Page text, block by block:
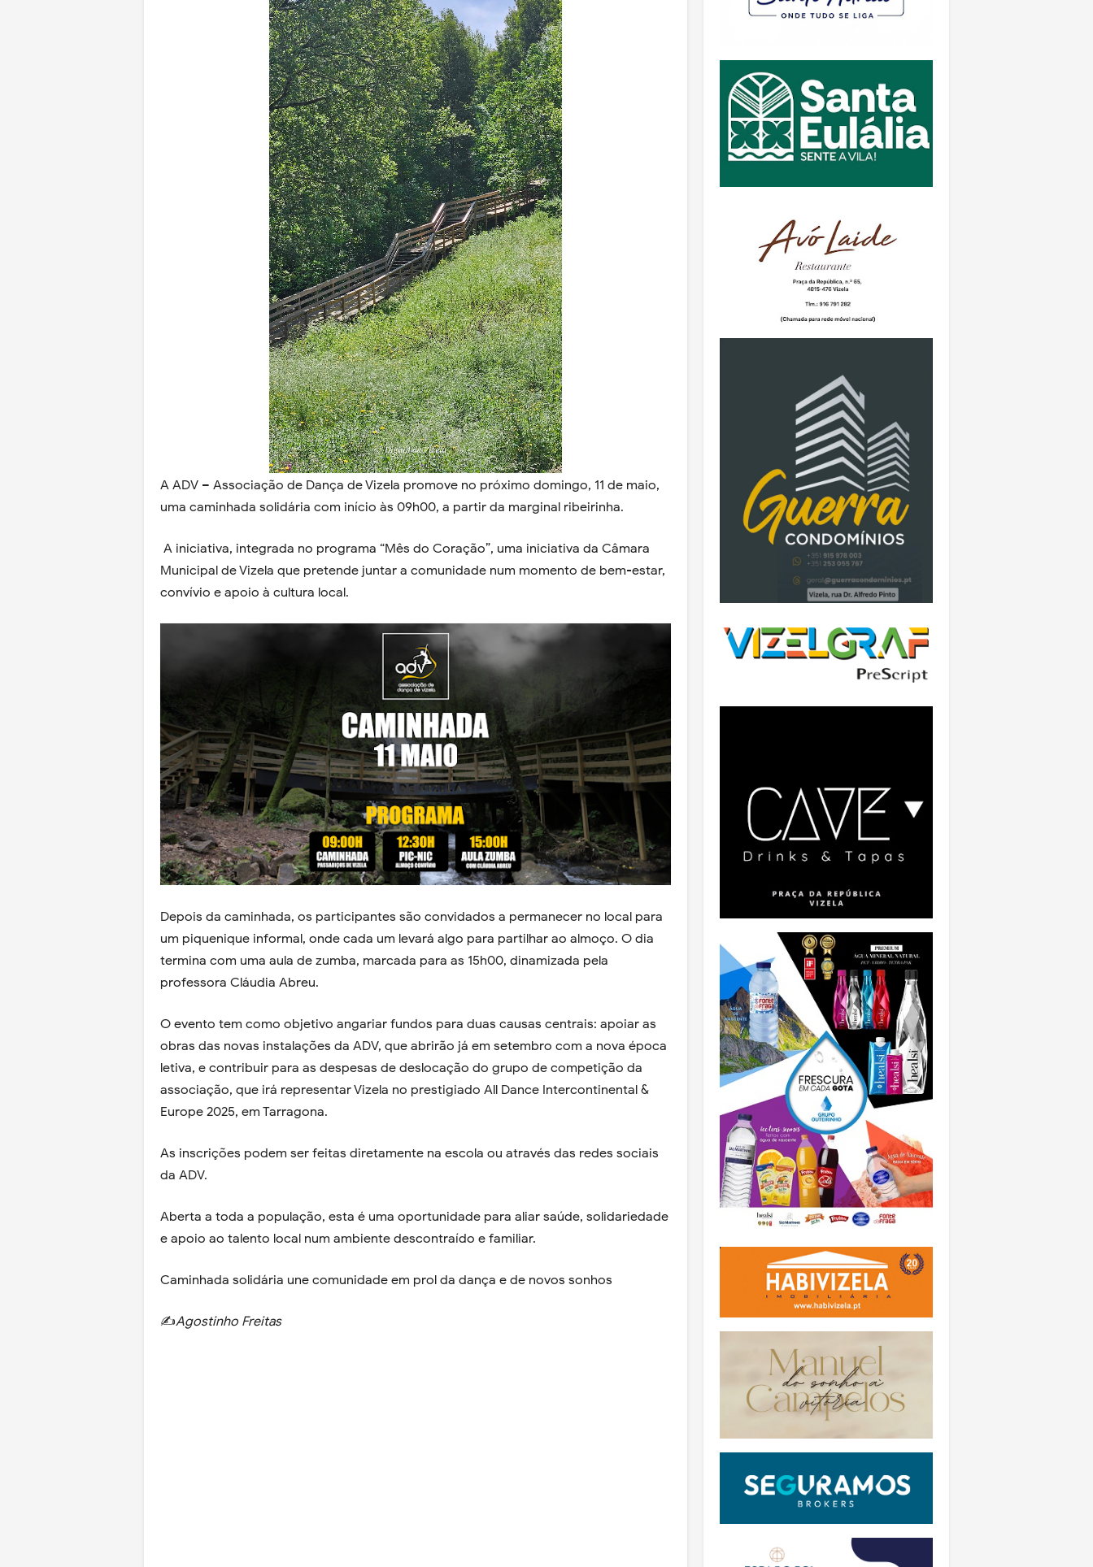
A ADV – Associação de Dança de Vizela promove no próximo domingo, 11 de maio,
uma caminhada solidária com início às 09h00, a partir da marginal ribeirinha.
A iniciativa, integrada no programa “Mês do Coração”, uma iniciativa da Câmara
Municipal de Vizela que pretende juntar a comunidade num momento de bem-estar,
convívio e apoio à cultura local.
Depois da caminhada, os participantes são convidados a permanecer no local para
um piquenique informal, onde cada um levará algo para partilhar ao almoço. O dia
termina com uma aula de zumba, marcada para as 15h00, dinamizada pela
professora Cláudia Abreu.
O evento tem como objetivo angariar fundos para duas causas centrais: apoiar as
obras das novas instalações da ADV, que abrirão já em setembro com a nova época
letiva, e contribuir para as despesas de deslocação do grupo de competição da
associação, que irá representar Vizela no prestigiado All Dance Intercontinental &
Europe 2025, em Tarragona.
As inscrições podem ser feitas diretamente na escola ou através das redes sociais
da ADV.
Aberta a toda a população, esta é uma oportunidade para aliar saúde, solidariedade
e apoio ao talento local num ambiente descontraído e familiar.
Caminhada solidária une comunidade em prol da dança e de novos sonhos
✍️Agostinho Freitas